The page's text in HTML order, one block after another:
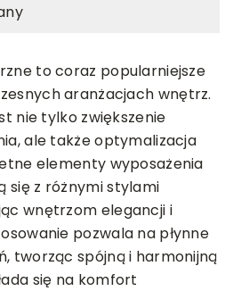
to coraz popularniejsze
aranżacjach wnętrz.
nie tylko zwiększenie
ale także optymalizacja
elementy wyposażenia
się z różnymi stylami
wnętrzom elegancji i
pozwala na płynne
tworząc spójną i harmonijną
się na komfort